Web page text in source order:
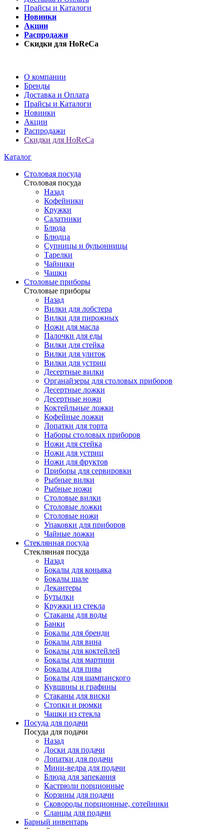
Прайсы и Каталоги
Новинки
Акции
Распродажи
Скидки для HoReCa
О компании
Бренды
Доставка и Оплата
Прайсы и Каталоги
Новинки
Акции
Распродажи
Скидки для HoReCa
Каталог
Столовая посуда
Столовая посуда
Назад
Кофейники
Кружки
Салатники
Блюда
Блюдца
Супницы и бульонницы
Тарелки
Чайники
Чашки
Cтоловые приборы
Cтоловые приборы
Назад
Вилки для лобстера
Вилки для пирожных
Ножи для масла
Палочки для еды
Вилки для стейка
Вилки для улиток
Вилки для устриц
Десертные вилки
Органайзеры для столовых приборов
Десертные ложки
Десертные ножи
Коктейльные ложки
Кофейные ложки
Лопатки для торта
Наборы столовых приборов
Ножи для стейка
Ножи для устриц
Ножи для фруктов
Приборы для сервировки
Рыбные вилки
Рыбные ножи
Столовые вилки
Столовые ложки
Столовые ножи
Упаковки для приборов
Чайные ложки
Стеклянная посуда
Стеклянная посуда
Назад
Бокалы для коньяка
Бокалы шале
Декантеры
Бутылки
Кружки из стекла
Стаканы для воды
Банки
Бокалы для бренди
Бокалы для вина
Бокалы для коктейлей
Бокалы для мартини
Бокалы для пива
Бокалы для шампанского
Кувшины и графины
Стаканы для виски
Стопки и рюмки
Чашки из стекла
Посуда для подачи
Посуда для подачи
Назад
Доски для подачи
Лопатки для подачи
Мини-ведра для подачи
Блюда для запекания
Кастрюли порционные
Корзины для подачи
Сковороды порционные, сотейники
Сланцы для подачи
Барный инвентарь